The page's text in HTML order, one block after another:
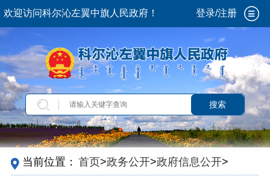
欢迎访问科尔沁左翼中旗人民政府！ 登录/注册
搜索
当前位置： 首页>政务公开>政府信息公开>
定主动公开内容>政策解读>会议解读